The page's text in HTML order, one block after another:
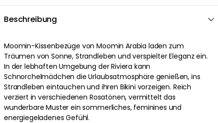
Beschreibung
Moomin-Kissenbezüge von Moomin Arabia laden zum
Träumen von Sonne, Strandleben und verspielter Eleganz ein.
In der lebhaften Umgebung der Riviera kann
Schnorchelmädchen die Urlaubsatmosphäre genießen, ins
Strandleben eintauchen und ihren Bikini vorzeigen. Reich
verziert in verschiedenen Rosatönen, vermittelt das
wunderbare Muster ein sommerliches, feminines und
energiegeladenes Gefühl.